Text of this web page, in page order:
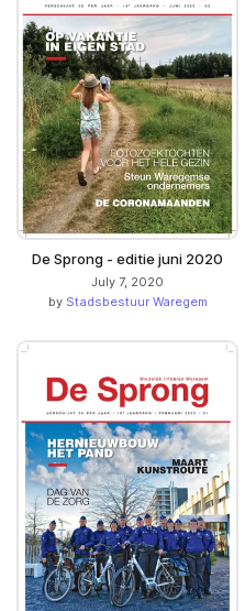
De Sprong - editie juni 2020
July 7, 2020
by Stadsbestuur Waregem